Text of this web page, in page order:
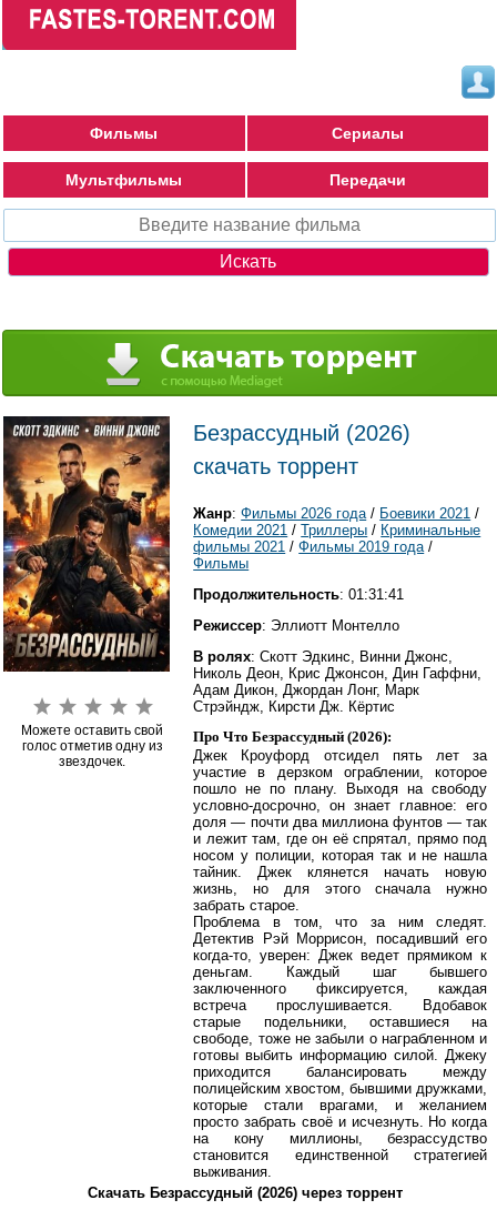
Фильмы Сериалы
Мультфильмы Передачи
Можете оставить свой
голос отметив одну из
звездочек.
Безрассудный (2026)
скачать торрент
Жанр:Фильмы 2026 года/ Боевики 2021 /
Комедии 2021 /Триллеры / Криминальные
фильмы 2021 /Фильмы 2019 года/
Фильмы
Продолжительность: 01:31:41
Режиссер: Эллиотт Монтелло
В ролях: Скотт Эдкинс, Винни Джонс,
Николь Деон, Крис Джонсон, Дин Гаффни,
Адам Дикон, Джордан Лонг, Марк
Стрэйндж, Кирсти Дж. Кёртис
Про Что Безрассудный (2026):
Джек Кроуфорд отсидел пять лет за
участие в дерзком ограблении, которое
пошло не по плану. Выходя на свободу
условно-досрочно, он знает главное: его
доля — почти два миллиона фунтов — так
и лежит там, где он её спрятал, прямо под
носом у полиции, которая так и не нашла
тайник. Джек клянется начать новую
жизнь, но для этого сначала нужно
забрать старое.
Проблема в том, что за ним следят.
Детектив Рэй Моррисон, посадивший его
когда-то, уверен: Джек ведет прямиком к
деньгам. Каждый шаг бывшего
заключенного фиксируется, каждая
встреча прослушивается. Вдобавок
старые подельники, оставшиеся на
свободе, тоже не забыли о награбленном и
готовы выбить информацию силой. Джеку
приходится балансировать между
полицейским хвостом, бывшими дружками,
которые стали врагами, и желанием
просто забрать своё и исчезнуть. Но когда
на кону миллионы, безрассудство
становится единственной стратегией
выживания.
Скачать Безрассудный (2026) через торрент